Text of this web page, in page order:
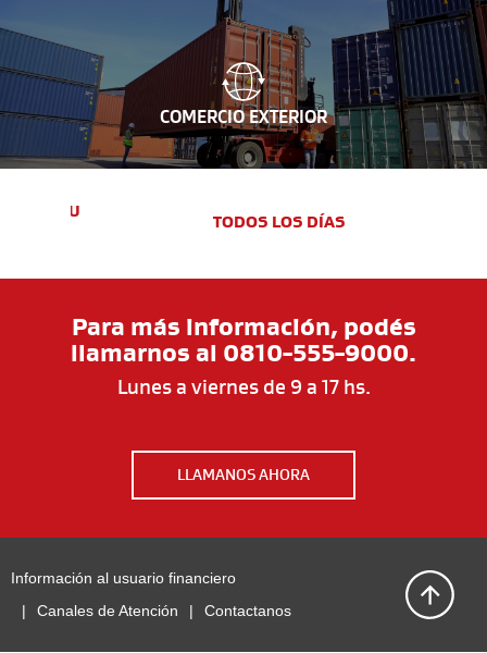
COMERCIO EXTERIOR
TODOS LOS DÍAS
Para más información, podés
llamarnos al 0810-555-9000.
Lunes a viernes de 9 a 17 hs.
LLAMANOS AHORA
Información al usuario financiero
|
Canales de Atención | Contactanos